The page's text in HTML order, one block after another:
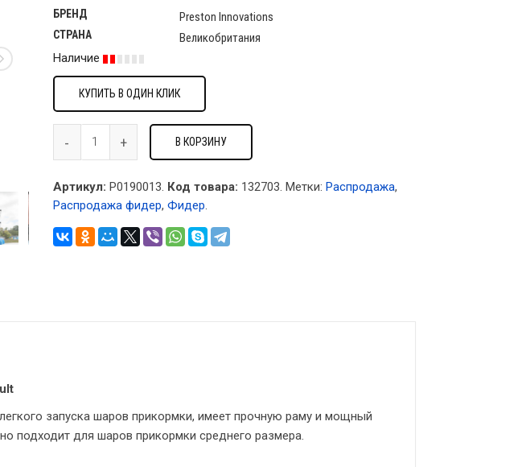
БРЕНД Preston Innovations
СТРАНА
Великобритания
Наличие
КУПИТЬ В ОДИН КЛИК
В КОРЗИНУ
Артикул: P0190013. Код товара: 132703. Метки: Распродажа,
Распродажа фидер, Фидер.
запуска шаров прикормки, имеет прочную раму и мощный
подходит для шаров прикормки среднего размера.